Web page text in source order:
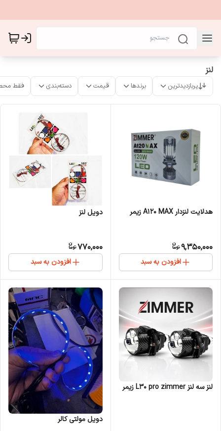
لنز
پربازدیدترین برندها قیمت دسته‌بندی فقط
هدلایت لنزدار A120 MAX زیمر
9,350,000
افزودن به سبد
دویل لنز
770,000
افزودن به سبد
لنز سه لنز L30 pro zimmer زیمر
دویل مولتی کالر